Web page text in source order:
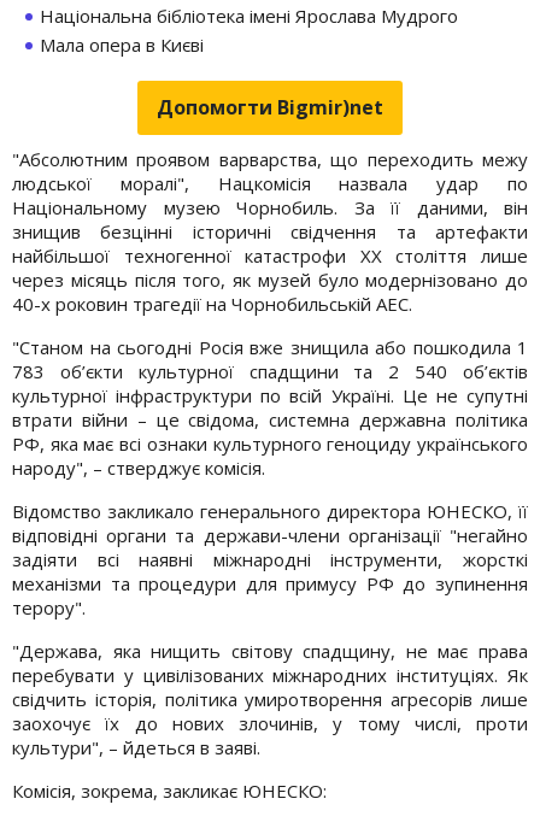
Національна бібліотека імені Ярослава Мудрого
Мала опера в Києві
Допомогти Bigmir)net
"Абсолютним проявом варварства, що переходить межу
людської моралі", Нацкомісія назвала удар по
Національному музею Чорнобиль. За її даними, він
знищив безцінні історичні свідчення та артефакти
найбільшої техногенної катастрофи XX століття лише
через місяць після того, як музей було модернізовано до
40-х роковин трагедії на Чорнобильській АЕС.
"Станом на сьогодні Росія вже знищила або пошкодила 1
783 об’єкти культурної спадщини та 2 540 об’єктів
культурної інфраструктури по всій Україні. Це не супутні
втрати війни – це свідома, системна державна політика
РФ, яка має всі ознаки культурного геноциду українського
народу", – стверджує комісія.
Відомство закликало генерального директора ЮНЕСКО, її
відповідні органи та держави-члени організації "негайно
задіяти всі наявні міжнародні інструменти, жорсткі
механізми та процедури для примусу РФ до зупинення
терору".
"Держава, яка нищить світову спадщину, не має права
перебувати у цивілізованих міжнародних інституціях. Як
свідчить історія, політика умиротворення агресорів лише
заохочує їх до нових злочинів, у тому числі, проти
культури", – йдеться в заяві.
Комісія, зокрема, закликає ЮНЕСКО: